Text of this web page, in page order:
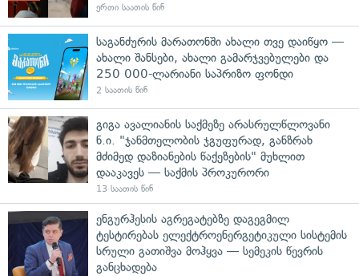
ერთი საათის წინ
საგანძურის მარათონში ახალი თვე დაიწყო —
ახალი შანსები, ახალი გამარჯვებულები და
250 000-ლარიანი საპრიზო ფონდი
2 საათის წინ
გიგა ავალიანის საქმეზე არასრულწლოვანი
ნ.ი. "ჯანმთელობის ჯგუფურად, განზრახ
მძიმედ დაზიანების წაქეზების" მუხლით
დააკავეს — საქმის პროკურორი
13 საათის წინ
ენგურჰესის აგრეგატებზე დაგეგმილ
ტესტირებას ელექტროენერგეტიკული სისტემის
სრული გათიშვა მოჰყვა — სემეკის წევრის
განცხადება